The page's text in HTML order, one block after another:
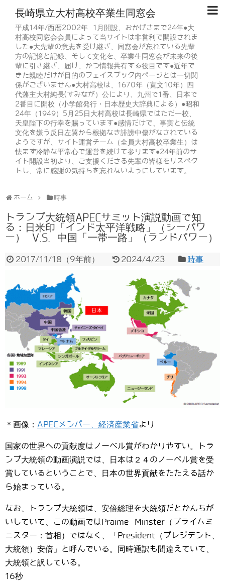
長崎県立大村高校卒業生同窓会
平成14年/西暦2002年 1月開設、おかげさまで24年●大
村高校同窓会会員によって当サイトは非営利で開設されま
した●大先輩の意志を受け継ぎ、同窓会が忘れている先輩
方の記憶と記録、そして文化を、卒業生同窓会が未来の後
輩に引き継ぎ、届け、かつ情報共有する役目です●近年で
きた親睦だけが目的のフェイスブック内ページとは一切関
係がございません●大村高校は、1670年（寛文10年）四
代藩主大村純長(すみなが）公により、九州で1番、日本で
2番目に開校（小学館発行・日本歴史大辞典による）●昭和
24年（1949）5月25日大村高校は長崎県ではただ一校、
天皇陛下の行幸を賜っています●感情だけで、事実と伝統
文化を嫌う反日左翼から根拠なき誹謗中傷がなされている
ようですが、サイト運営チーム（全員大村高校卒業生）は
怯まず冷静な平常心で運営を続けて参ります●24年前のサ
イト開設当初より、ご支援くださる先輩の皆様をリスペク
トし、常に感謝の気持ちを忘れないようにしています。
ホーム 時事
トランプ大統領APECサミット演説動画で知
る：日米印「インド太平洋戦略」（シーパワ
ー） V.S. 中国「一帯一路」（ランドパワー）
2017/11/18 （9年前） 2024/4/23 時事
＊画像： APECメンバー、経済産業省より
国家の世界への貢献度はノーベル賞がわかりやすい。トラ
ンプ大統領の動画演説では、日本は２４のノーベル賞を受
賞しているということで、日本の世界貢献をたたえる話か
ら始まっている。
なお、トランプ大統領は、安倍総理を大統領だとかんちが
いしていて、この動画ではPraime Minster（プライムミ
ニスター：首相）ではなく、「President（プレジデント、
大統領）安倍」と呼んでいる。同時通訳も間違えていて、
大統領と訳している。
16秒